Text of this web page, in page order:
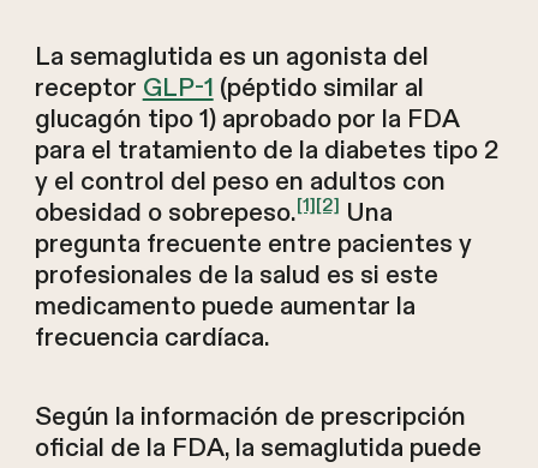
La semaglutida es un agonista del
receptor GLP-1 (péptido similar al
glucagón tipo 1) aprobado por la FDA
para el tratamiento de la diabetes tipo 2
y el control del peso en adultos con
obesidad o sobrepeso.[1][2] Una
pregunta frecuente entre pacientes y
profesionales de la salud es si este
medicamento puede aumentar la
frecuencia cardíaca.
Según la información de prescripción
oficial de la FDA, la semaglutida puede